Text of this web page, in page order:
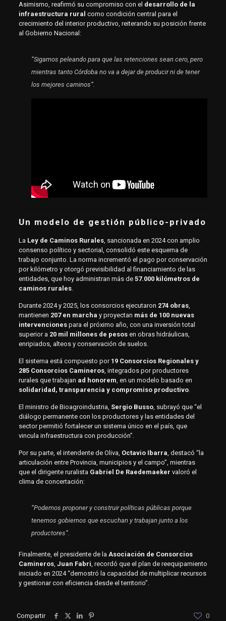
Asimismo, reafirmó su compromiso con el desarrollo de la
infraestructura rural como condición central para el
crecimiento del interior productivo, reiterando su posición frente
al Gobierno Nacional:
“Sigamos peleando para que las retenciones sean cero, pero
mientras tanto Córdoba no va a dejar de producir ni de tener
los mejores caminos”.
Un modelo de gestión público-privado
La Ley de Caminos Rurales, sancionada en 2024 con amplio
consenso político y sectorial, consolidó este esquema de
trabajo conjunto. La norma incrementó el pago por conservación
por kilómetro y otorgó previsibilidad al financiamiento de las
entidades, que hoy administran más de 57.000 kilómetros de
caminos rurales.
Durante 2024 y 2025, los consorcios ejecutaron 274 obras,
mantienen 207 en marcha y proyectan más de 100 nuevas
intervencionespara el próximo año, con una inversión total
superior a 20 mil millones de pesosen obras hidráulicas,
enripiados, alteos y conservación de suelos.
El sistema está compuesto por 19 Consorcios Regionales y
285 Consorcios Camineros, integrados por productores
rurales que trabajan ad honorem , en un modelo basado en
solidaridad, transparencia y compromiso productivo.
El ministro de Bioagroindustria, Sergio Busso, subrayó que “el
diálogo permanente con los productores y las entidades del
sector permitió fortalecer un sistema único en el país, que
vincula infraestructura con producción”.
Por su parte, el intendente de Oliva, Octavio Ibarra , destacó “la
articulación entre Provincia, municipios y el campo”, mientras
que el dirigente ruralista Gabriel De Raedemaeker valoró el
clima de concertación:
“Podemos proponer y construir políticas públicas porque
tenemos gobiernos que escuchan y trabajan junto a los
productores”.
Finalmente, el presidente de la Asociación de Consorcios
Camineros, Juan Fabri , recordó que el plan de reequipamiento
iniciado en 2024 “demostró la capacidad de multiplicar recursos
y gestionar con eficiencia desde el territorio”.
Compartir 0